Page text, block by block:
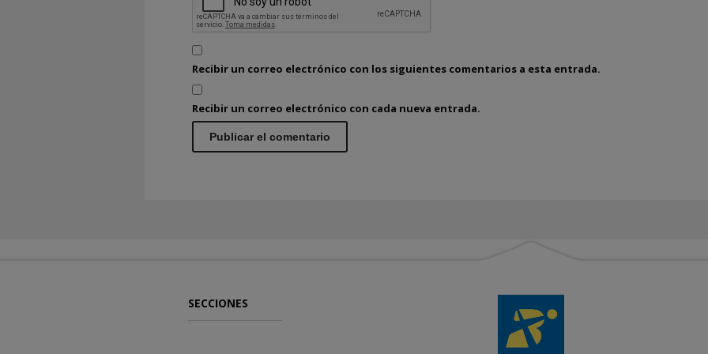
Recibir un correo electrónico con los siguientes comentarios a esta entrada.
Recibir un correo electrónico con cada nueva entrada.
SECCIONES